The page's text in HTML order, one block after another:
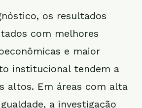
os resultados
com melhores
e maior
institucional tendem a
altos. Em áreas com alta
a investigação